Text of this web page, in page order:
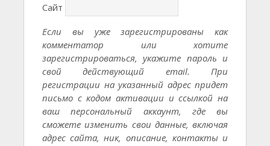
Сайт
Если вы уже зарегистрированы как
комментатор или хотите
зарегистрироваться, укажите пароль и
свой действующий email. При
регистрации на указанный адрес придет
письмо с кодом активации и ссылкой на
ваш персональный аккаунт, где вы
сможете изменить свои данные, включая
адрес сайта, ник, описание, контакты и